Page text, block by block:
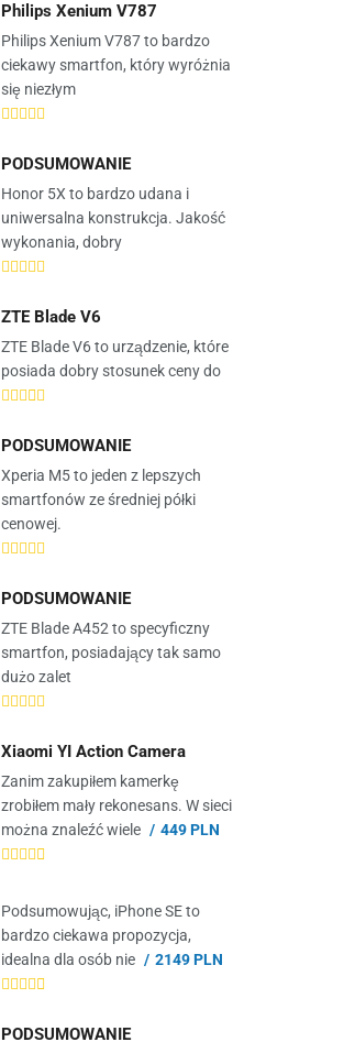
Philips Xenium V787
Philips Xenium V787 to bardzo
ciekawy smartfon, który wyróżnia
się niezłym
PODSUMOWANIE
Honor 5X to bardzo udana i
uniwersalna konstrukcja. Jakość
wykonania, dobry
ZTE Blade V6
ZTE Blade V6 to urządzenie, które
posiada dobry stosunek ceny do
PODSUMOWANIE
Xperia M5 to jeden z lepszych
smartfonów ze średniej półki
cenowej.
PODSUMOWANIE
ZTE Blade A452 to specyficzny
smartfon, posiadający tak samo
dużo zalet
Xiaomi YI Action Camera
Zanim zakupiłem kamerkę
zrobiłem mały rekonesans. W sieci
można znaleźć wiele
449 PLN
Podsumowując, iPhone SE to
bardzo ciekawa propozycja,
idealna dla osób nie
2149 PLN
PODSUMOWANIE